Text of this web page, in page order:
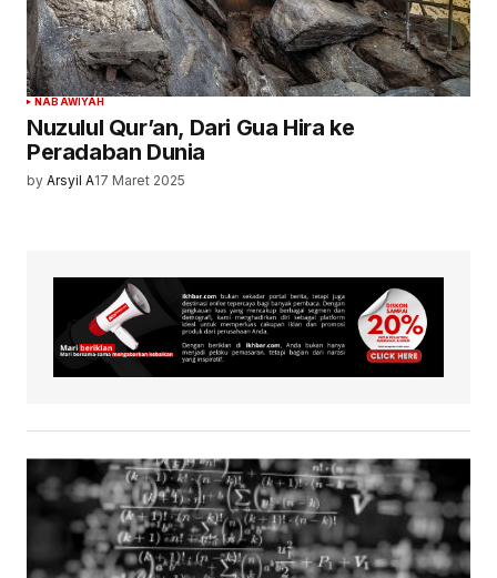
NABAWIYAH
Nuzulul Qur’an, Dari Gua Hira ke
Peradaban Dunia
by Arsyil A17 Maret 2025